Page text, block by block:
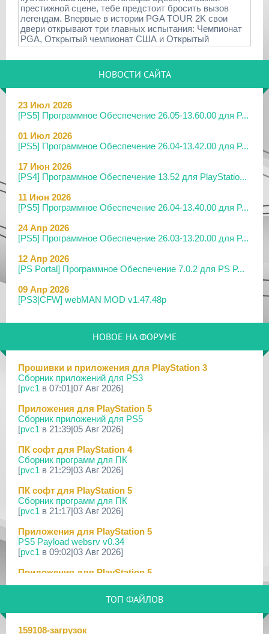
престижной сцене, тебе предстоит бросить вызов
легендам. Впервые в истории PGA TOUR 2K свои
двери открывают три главных испытания: Чемпионат
PGA, Открытый чемпионат США и Открытый
НОВОСТИ САЙТА
23 Июл 2026
[PS5] Программное Обеспечение 26.05-13.60.00 для P...
01 Июл 2026
[PS5] Программное Обеспечение 26.04-13.42.00 для P...
17 Июн 2026
[PS4] Программное Обеспечение 13.52 для PlayStatio...
11 Июн 2026
[PS5] Программное Обеспечение 26.04-13.40.00 для P...
24 Апр 2026
[PS5] Программное Обеспечение 26.03-13.20.00 для P...
12 Апр 2026
[PS Portal] Программное Обеспечение 7.0.2 для PS P...
09 Апр 2026
[PS3|CFW] webMAN MOD v1.47.48p
19 Мар 2026
18 Мар 2026
[PS3] Программное Обеспечение 4.93 для PlayStation...
17 Мар 2026
[PS4] Программное Обеспечение 13.50 для PlayStatio...
[PS5] Программное Обеспечение 26.02-13.00.00 для P...
19 Фев 2026
02 Фев 2026
[PS3|CFW/Android] Movian M7 7.0.235/236
29 Янв 2026
[PS4] Программное Обеспечение 13.04 для PlayStatio...
[PS5] Программное Обеспечение 26.01-12.60.00 для P...
16 Дек 2025
НОВОЕ НА ФОРУМЕ
Прошивки и приложения для PlayStation 3
Сборник приложений для PS3
[pvc1 в 07:01|07 Авг 2026]
Приложения для PlayStation 5
Сборник приложений для PS5
[pvc1 в 21:39|05 Авг 2026]
ПК софт для PlayStation 4
Сборник программ для ПК
[pvc1 в 21:29|03 Авг 2026]
ПК софт для PlayStation 5
Сборник программ для ПК
[pvc1 в 21:17|03 Авг 2026]
Приложения для PlayStation 5
PS5 Payload websrv v0.34
[pvc1 в 09:02|03 Авг 2026]
Приложения для PlayStation 5
Приложения для PlayStation 5
ТОП ФАЙЛОВ
159108-загрузок